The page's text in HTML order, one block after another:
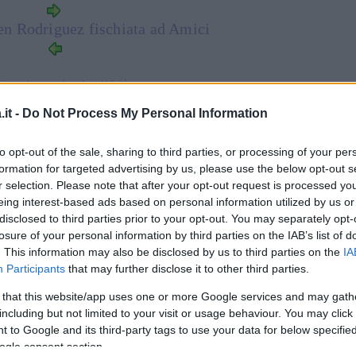
- Do Not Process My Personal Information
opt-out of the sale, sharing to third parties, or processing of your
for targeted advertising by us, please use the below opt-out
selection. Please note that after your opt-out request is processed
interest-based ads based on personal information utilized by us
to third parties prior to your opt-out. You may separately
of your personal information by third parties on the IAB’s list of
This information may also be disclosed by us to third parties on the
Participants that may further disclose it to other third parties.
that this website/app uses one or more Google services and may
but not limited to your visit or usage behaviour. You may
to Google and its third-party tags to use your data for below
consent section.
Rodriguez fischiata ad Amici
a leggere dopo la pubblicità
Belen Rodriguezabbia messo i suoi occhi
, non solo perché come tutti sanno era
. Una possibile risposta è giunta da
che il ballerino siasuperdotato. La
che si tratti quindi di una mera
si evince da una foto di Stefano al mare in
tentato di stemperare il gossip attraverso
il pettegolezzo ha assunto dimensioni